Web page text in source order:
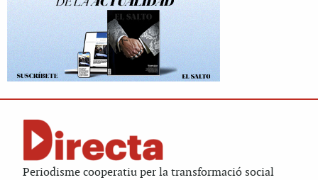
Periodisme cooperatiu per la transformació social